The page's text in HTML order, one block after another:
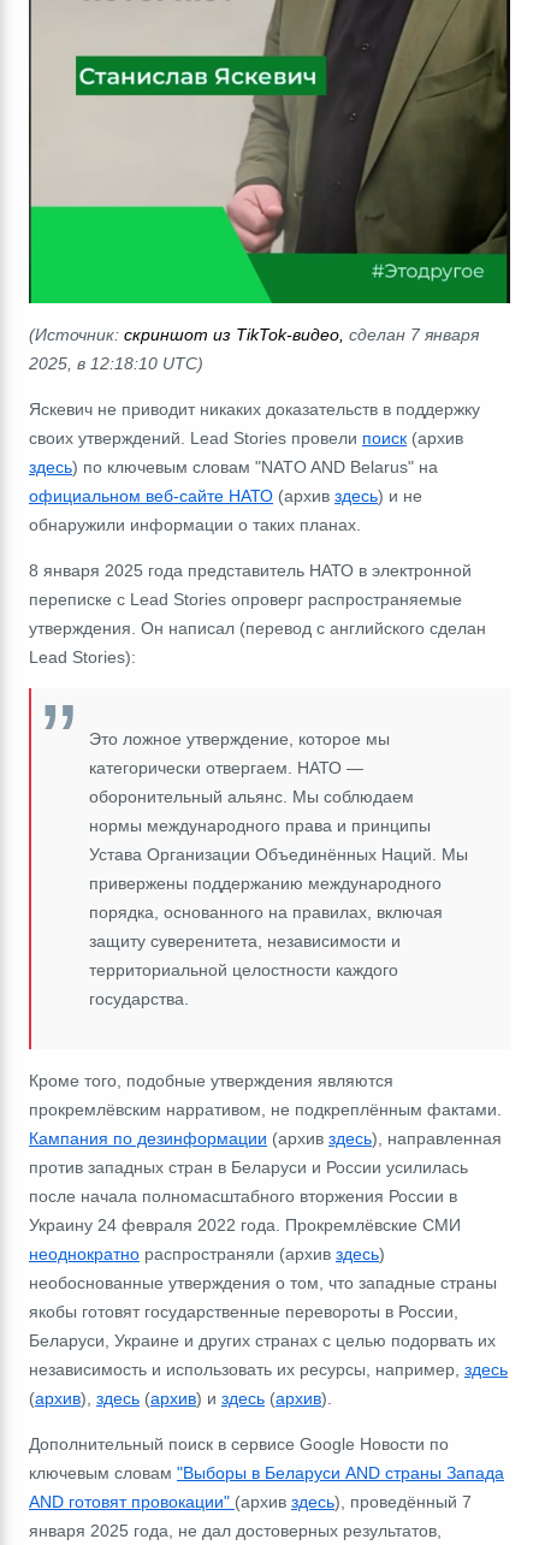
(Источник: скриншот из TikTok-видео, сделан 7 января
2025, в 12:18:10 UTC)
Яскевич не приводит никаких доказательств в поддержку
своих утверждений. Lead Stories провели поиск (архив
здесь) по ключевым словам "NATO AND Belarus" на
официальном веб-сайте НАТО (архив здесь) и не
обнаружили информации о таких планах.
8 января 2025 года представитель НАТО в электронной
переписке с Lead Stories опроверг распространяемые
утверждения. Oн написал (перевод с английского сделан
Lead Stories):
Это ложное утверждение, которое мы
категорически отвергаем. НАТО ―
оборонительный альянс. Мы соблюдаем
нормы международного права и принципы
Устава Организации Объединённых Наций. Мы
привержены поддержанию международного
порядка, основанного на правилах, включая
защиту суверенитета, независимости и
территориальной целостности каждого
государства.
Кроме того, подобные утверждения являются
прокремлёвским нарративом, не подкреплённым фактами.
Кампания по дезинформации (архив здесь), направленная
против западных стран в Беларуси и России усилилась
после начала полномасштабного вторжения России в
Украину 24 февраля 2022 года. Прокремлёвские СМИ
неоднократно распространяли (архив здесь)
необоснованные утверждения о том, что западные страны
якобы готовят государственные перевороты в России,
Беларуси, Украине и других странах с целью подорвать их
независимость и использовать их ресурсы, например, здесь
(архив), здесь (архив) и здесь (архив).
Дополнительный поиск в сервисе Google Новости по
ключевым словам "Выборы в Беларуси AND страны Запада
AND готовят провокации" (архив здесь), проведённый 7
января 2025 года, не дал достоверных результатов,